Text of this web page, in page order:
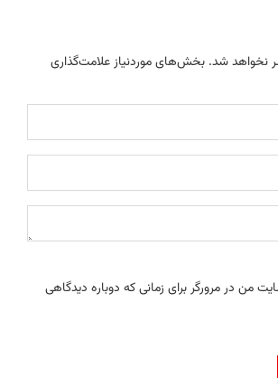
نخواهد شد. بخش‌های موردنیاز علامت‌گذاری
من در مرورگر برای زمانی که دوباره دیدگاهی